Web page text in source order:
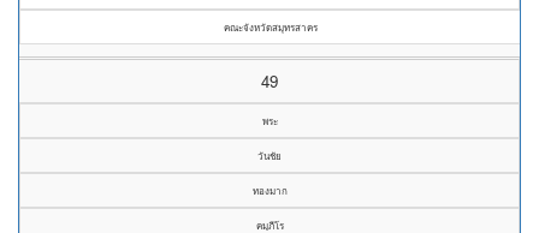
คณะจังหวัดสมุทรสาคร
49
พระ
วันชัย
ทองมาก
คมฺภีโร